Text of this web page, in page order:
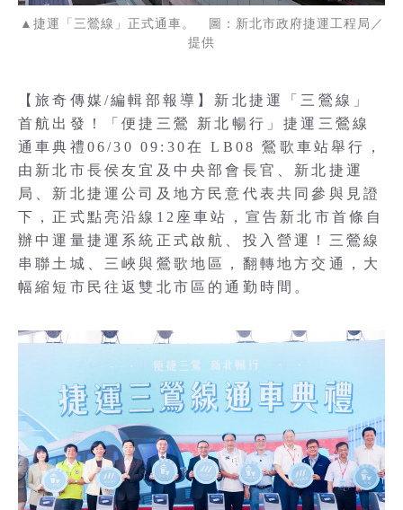
▲捷運「三鶯線」正式通車。 圖：新北市政府捷運工程局／
提供
【旅奇傳媒/編輯部報導】新北捷運「三鶯線」
首航出發！「便捷三鶯 新北暢行」捷運三鶯線
通車典禮06/30 09:30在 LB08 鶯歌車站舉行，
由新北市長侯友宜及中央部會長官、新北捷運
局、新北捷運公司及地方民意代表共同參與見證
下，正式點亮沿線12座車站，宣告新北市首條自
辦中運量捷運系統正式啟航、投入營運！三鶯線
串聯土城、三峽與鶯歌地區，翻轉地方交通，大
幅縮短市民往返雙北市區的通勤時間。